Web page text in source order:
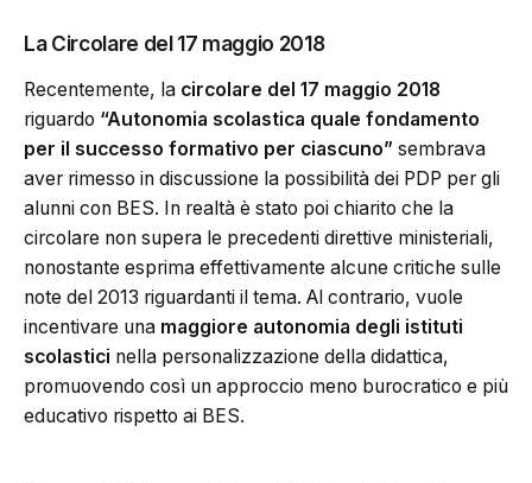
La Circolare del 17 maggio 2018
Recentemente, la circolare del 17 maggio 2018
riguardo “Autonomia scolastica quale fondamento
per il successo formativo per ciascuno” sembrava
aver rimesso in discussione la possibilità dei PDP per gli
alunni con BES. In realtà è stato poi chiarito che la
circolare non supera le precedenti direttive ministeriali,
nonostante esprima effettivamente alcune critiche sulle
note del 2013 riguardanti il tema. Al contrario, vuole
incentivare una maggiore autonomia degli istituti
scolastici nella personalizzazione della didattica,
promuovendo così un approccio meno burocratico e più
educativo rispetto ai BES.